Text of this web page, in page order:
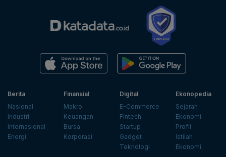
Berita
Nasional
Industri
Internasional
Energi
Finansial
Makro
Keuangan
Bursa
Korporasi
Digital
E-Commerce
Fintech
Startup
Gadget
Teknologi
Ekonopedia
Sejarah
Ekonomi
Profil
Istilah
Ekonomi